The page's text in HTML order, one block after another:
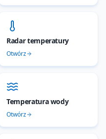
Radar temperatury
Otwórz
Temperatura wody
Otwórz